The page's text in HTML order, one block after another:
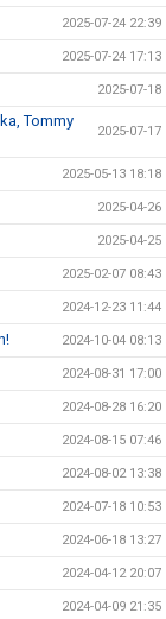
2025-07-24 22:39
2025-07-24 17:13
2025-07-18
Tommy
2025-07-17
2025-05-13 18:18
2025-04-26
2025-04-25
2025-02-07 08:43
2024-12-23 11:44
2024-10-04 08:13
2024-08-31 17:00
2024-08-28 16:20
2024-08-15 07:46
2024-08-02 13:38
2024-07-18 10:53
2024-06-18 13:27
2024-04-12 20:07
2024-04-09 21:35